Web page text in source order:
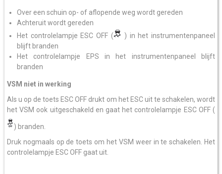
Over een schuin op- of aflopende weg wordt gereden
Achteruit wordt gereden
Het controlelampje ESC OFF (
) in het instrumentenpaneel
blijft branden
Het controlelampje EPS in het instrumentenpaneel blijft
branden
VSM niet in werking
Als u op de toets ESC OFF drukt om het ESC uit te schakelen, wordt
het VSM ook uitgeschakeld en gaat het controlelampje ESC OFF (
) branden.
Druk nogmaals op de toets om het VSM weer in te schakelen. Het
controlelampje ESC OFF gaat uit.